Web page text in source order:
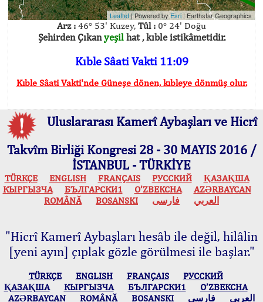
Leaflet| Powered byEsri|Earthstar Geographics
Arz : 46° 53' Kuzey, Tûl : 0° 24' Doğu
Şehirden Çıkanyeşilhat , kıble istikâmetidir.
Kıble Sâati Vakti 11:09
Kıble Sâati Vakti'nde Güneşe dönen, kıbleye dönmüş olur.
Uluslararası Kamerî Aybaşları ve Hicrî
Takvîm Birliği Kongresi 28 - 30 MAYIS 2016 /
İSTANBUL - TÜRKİYE
TÜRKÇE ENGLISH FRANÇAIS РУССКИЙ
ҚАЗАҚША
КЫPГЫЗЧA
БЪЛГАРСКИ1 O’ZBEKCHA
AZӘRBAYCAN
ROMÂNĂ
BOSANSKI العربي فارسی
"Hicrî Kamerî Aybaşları hesâb ile değil, hilâlin
[yeni ayın] çıplak gözle görülmesi ile başlar."
TÜRKÇE ENGLISH FRANÇAIS
РУССКИЙ
ҚАЗАҚША
КЫPГЫЗЧA БЪЛГАРСКИ1
O’ZBEKCHA
AZӘRBAYCAN
ROMÂNĂ BOSANSKI العربي فارسی